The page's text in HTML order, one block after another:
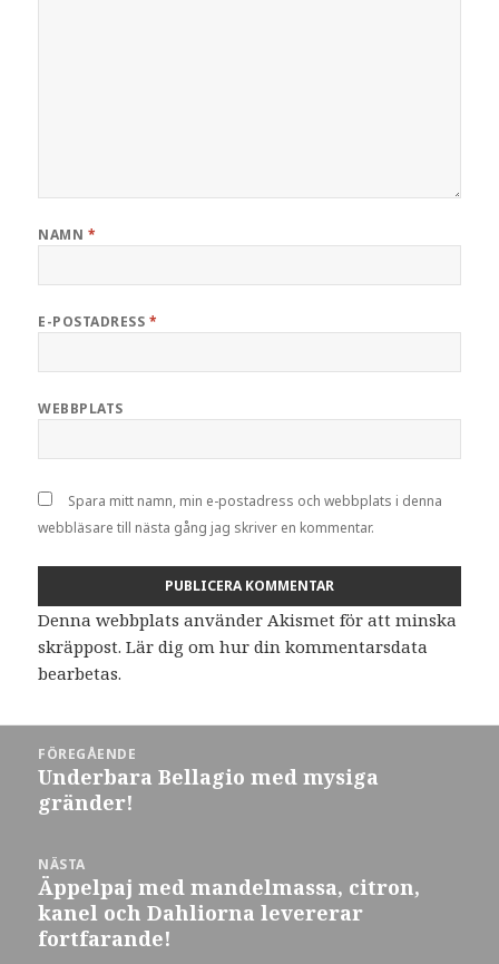
NAMN *
E-POSTADRESS *
WEBBPLATS
Spara mitt namn, min e-postadress och webbplats i denna
webbläsare till nästa gång jag skriver en kommentar.
Denna webbplats använder Akismet för att minska
skräppost.Lär dig om hur din kommentarsdata
bearbetas.
FÖREGÅENDE
Föregående
inlägg:
Underbara Bellagio med mysiga
gränder!
NÄSTA
Nästa
inlägg:
Äppelpaj med mandelmassa, citron,
kanel och Dahliorna levererar
fortfarande!